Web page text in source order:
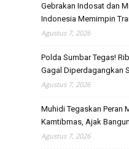
Gebrakan Indosat dan
Indonesia Memimpin
Agustus 7, 2026
Polda Sumbar Tegas!
Gagal Diperdagangkan
Agustus 7, 2026
Muhidi Tegaskan Peran
Kamtibmas, Ajak
Agustus 7, 2026